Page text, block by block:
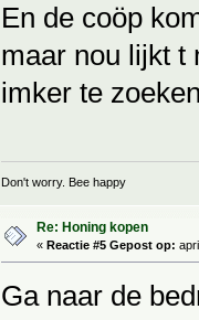
En de coöp
maar nou lijkt t
imker te
Don't worry. Bee happy
Re: Honing kopen
« Reactie #5 Gepost op:
Ga naar de